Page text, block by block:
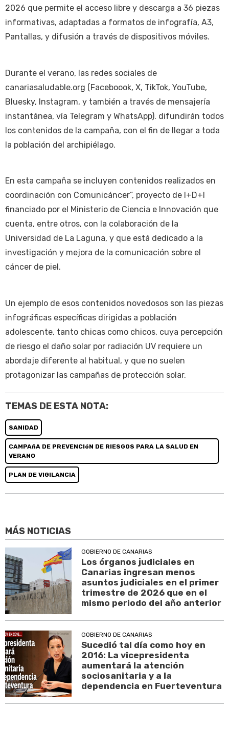
2026 que permite el acceso libre y descarga a 36 piezas
informativas, adaptadas a formatos de infografía, A3,
Pantallas, y difusión a través de dispositivos móviles.
Durante el verano, las redes sociales de
canariasaludable.org (Faceboook, X, TikTok, YouTube,
Bluesky, Instagram, y también a través de mensajería
instantánea, vía Telegram y WhatsApp). difundirán todos
los contenidos de la campaña, con el fin de llegar a toda
la población del archipiélago.
En esta campaña se incluyen contenidos realizados en
coordinación con Comunicáncer”, proyecto de I+D+I
financiado por el Ministerio de Ciencia e Innovación que
cuenta, entre otros, con la colaboración de la
Universidad de La Laguna, y que está dedicado a la
investigación y mejora de la comunicación sobre el
cáncer de piel.
Un ejemplo de esos contenidos novedosos son las piezas
infográficas específicas dirigidas a población
adolescente, tanto chicas como chicos, cuya percepción
de riesgo el daño solar por radiación UV requiere un
abordaje diferente al habitual, y que no suelen
protagonizar las campañas de protección solar.
TEMAS DE ESTA NOTA:
SANIDAD
CAMPAñA DE PREVENCIóN DE RIESGOS PARA LA SALUD EN
VERANO
PLAN DE VIGILANCIA
MÁS NOTICIAS
GOBIERNO DE CANARIAS
Los órganos judiciales en
Canarias ingresan menos
asuntos judiciales en el primer
trimestre de 2026 que en el
mismo periodo del año anterior
GOBIERNO DE CANARIAS
Sucedió tal día como hoy en
2016: La vicepresidenta
aumentará la atención
sociosanitaria y a la
dependencia en Fuerteventura